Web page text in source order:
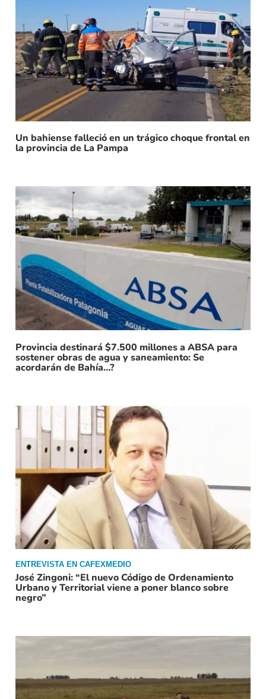
Un bahiense falleció en un trágico choque frontal en
la provincia de La Pampa
Provincia destinará $7.500 millones a ABSA para
sostener obras de agua y saneamiento: Se
acordarán de Bahía…?
ENTREVISTA EN CAFEXMEDIO
José Zingoni: “El nuevo Código de Ordenamiento
Urbano y Territorial viene a poner blanco sobre
negro”